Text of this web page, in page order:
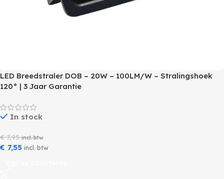
LED Breedstraler DOB – 20W – 100LM/W – Stralingshoek
120° | 3 Jaar Garantie
In stock
€7,95 incl. btw
€ 7,55 incl. btw